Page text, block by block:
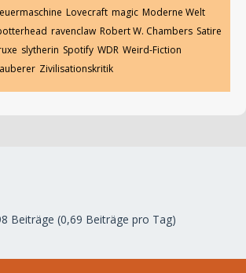
Lovecraft magic Moderne Welt
ravenclaw Robert W. Chambers Satire
slytherin Spotify WDR Weird-Fiction
Zivilisationskritik
Beiträge (0,69 Beiträge pro Tag)